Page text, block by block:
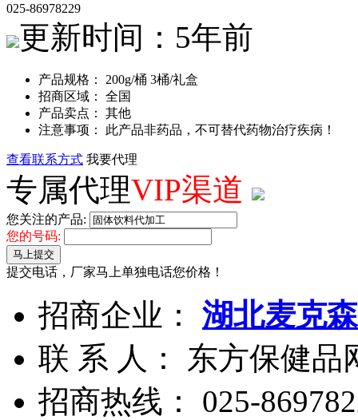
025-86978229
更新时间：5年前
产品规格： 200g/桶 3桶/礼盒
招商区域： 全国
产品卖点： 其他
注意事项： 此产品非药品，不可替代药物治疗疾病！
查看联系方式 我要代理
专属代理VIP渠道
您关注的产品:
您的号码:
马上提交
提交电话，厂家马上单独电话您价格！
招商企业： 湖北麦克
联 系 人： 东方保健品
招商热线： 025-